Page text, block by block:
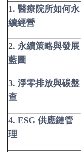
1. 醫療院所如何永
續經營
2. 永續策略與發展
藍圖
3. 淨零排放與碳盤
查
4. ESG 供應鏈管
理